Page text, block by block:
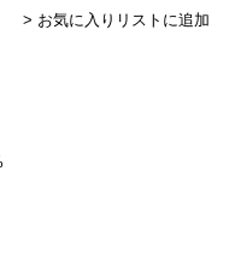
> お気に入りリストに追加